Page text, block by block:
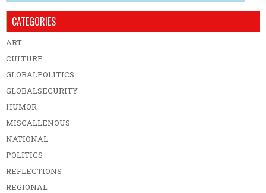
CATEGORIES
ART
CULTURE
GLOBALPOLITICS
GLOBALSECURITY
HUMOR
MISCALLENOUS
NATIONAL
POLITICS
REFLECTIONS
REGIONAL